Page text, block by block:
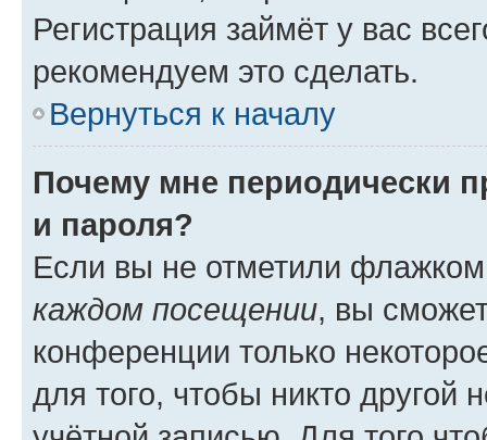
Регистрация займёт у вас
рекомендуем это сделать.
Вернуться к началу
Почему мне периодически
и пароля?
Если вы не отметили
каждом посещении, вы
конференции только
для того, чтобы никто другой